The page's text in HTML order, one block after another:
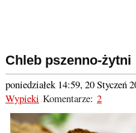
Chleb pszenno-żytni
poniedziałek 14:59, 20 Styczeń
Wypieki Komentarze: 2